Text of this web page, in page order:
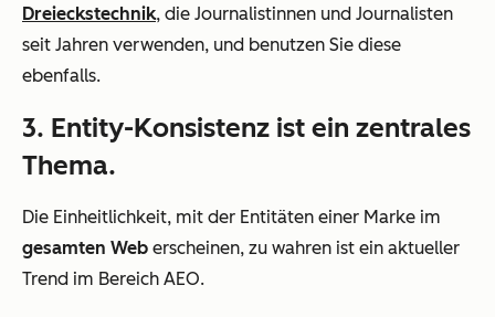
Dreieckstechnik, die Journalistinnen und Journalisten
seit Jahren verwenden, und benutzen Sie diese
ebenfalls.
3. Entity-Konsistenz ist ein zentrales
Thema.
Die Einheitlichkeit, mit der Entitäten einer Marke im
gesamten Web erscheinen, zu wahren ist ein aktueller
Trend im Bereich AEO.